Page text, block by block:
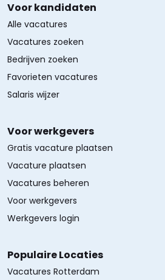
Voor kandidaten
Alle vacatures
Vacatures zoeken
Bedrijven zoeken
Favorieten vacatures
Salaris wijzer
Voor werkgevers
Gratis vacature plaatsen
Vacature plaatsen
Vacatures beheren
Voor werkgevers
Werkgevers login
Populaire Locaties
Vacatures Rotterdam